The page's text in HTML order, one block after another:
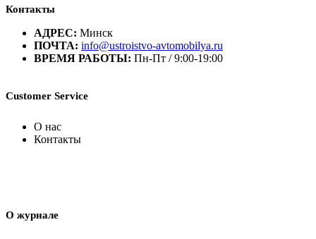
Контакты
АДРЕС: Минск
ПОЧТА: info@ustroistvo-avtomobilya.ru
ВРЕМЯ РАБОТЫ: Пн-Пт / 9:00-19:00
Customer Service
О нас
Контакты
О журнале